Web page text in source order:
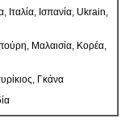
Ισπανία, Ukrain,
Μαλαισία, Κορέα,
Γκάνα